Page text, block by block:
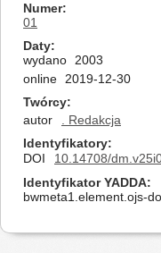
Numer
01
Daty
wydano
2003
online
2019-12-30
Twórcy
autor
. Redakcja
Identyfikatory
DOI
10.14708/
Identyfikator YADDA
bwmeta1.element.ojs-